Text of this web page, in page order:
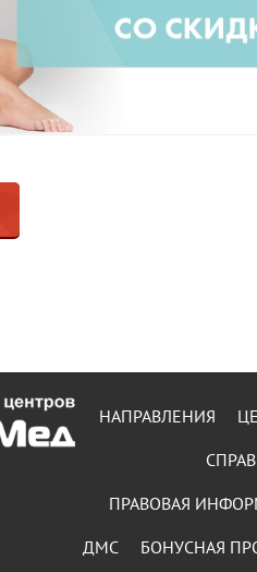
НАПРАВЛЕНИЯ
ПРАВОВАЯ
БОНУСНАЯ
ДМС